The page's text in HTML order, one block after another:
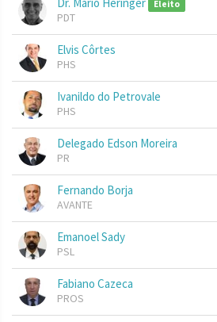
Eleito
PDT
Elvis Côrtes
PHS
Ivanildo do Petrovale
PHS
Delegado Edson Moreira
PR
Fernando Borja
AVANTE
Emanoel Sady
PSL
Fabiano Cazeca
PROS